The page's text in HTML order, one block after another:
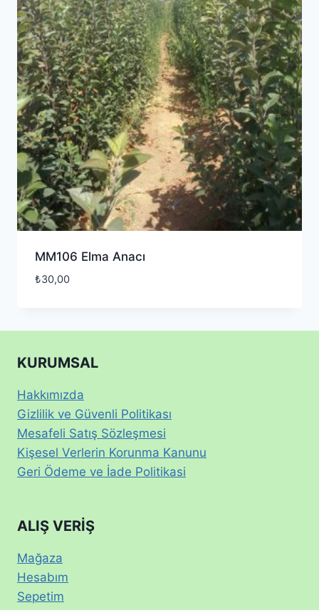
MM106 Elma Anacı
₺30,00
KURUMSAL
Hakkımızda
Gizlilik ve Güvenli Politikası
Mesafeli Satış Sözleşmesi
Kişesel Verlerin Korunma Kanunu
Geri Ödeme ve İade Politikasi
ALIŞ VERİŞ
Mağaza
Hesabım
Sepetim